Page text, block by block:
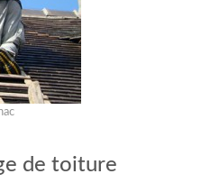
de toiture